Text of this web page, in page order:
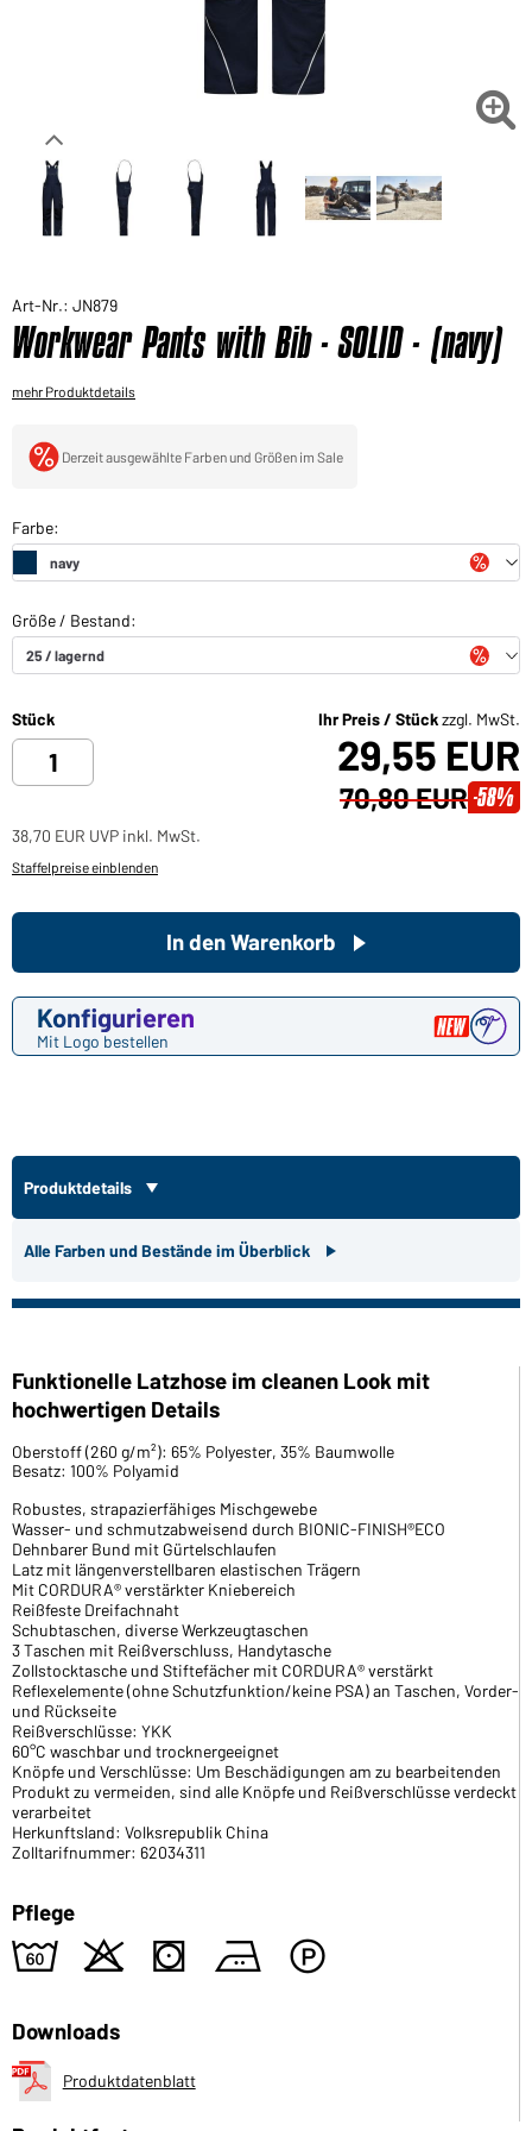
Sie möchten gerne für Ihren privaten Bedarf
Hier geht's zu unserem Endkundenshop 
Art-Nr.: JN879
Workwear Pants with Bib - SOLID - (navy)
mehr Produktdetails
Derzeit ausgewählte Farben und Größen im Sale
Stück Ihr Preis / Stückzzgl. MwSt.
29,55 EUR
70,80 EUR -58%
38,70 EUR UVP inkl. MwSt.
Staffelpreise einblenden
Konfigurieren
Mit Logo bestellen
In den Warenkorb
Produktdetails
Alle Farben und Bestände im Überblick
Funktionelle Latzhose im cleanen Look mit
hochwertigen Details
Oberstoff (260 g/m²): 65% Polyester, 35% Baumwolle
Besatz: 100% Polyamid
Robustes, strapazierfähiges Mischgewebe
Wasser- und schmutzabweisend durch BIONIC-FINISH®ECO
Dehnbarer Bund mit Gürtelschlaufen
Latz mit längenverstellbaren elastischen Trägern
Mit CORDURA® verstärkter Kniebereich
Reißfeste Dreifachnaht
Schubtaschen, diverse Werkzeugtaschen
3 Taschen mit Reißverschluss, Handytasche
Zollstocktasche und Stiftefächer mit CORDURA® verstärkt
Reflexelemente (ohne Schutzfunktion/keine PSA) an Taschen, Vorder-
und Rückseite
Reißverschlüsse: YKK
60°C waschbar und trocknergeeignet
Knöpfe und Verschlüsse: Um Beschädigungen am zu bearbeitenden
Produkt zu vermeiden, sind alle Knöpfe und Reißverschlüsse verdeckt
verarbeitet
Herkunftsland: Volksrepublik China
Zolltarifnummer: 62034311
Pflege
4 o s b W
Downloads
Produktdatenblatt